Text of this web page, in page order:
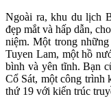
Ngoài ra, khu du lịch
đẹp mắt và hấp dẫn,
niệm. Một trong
Tuyen Lam, một hồ
bình và yên tĩnh. Bạn
Cổ Sát, một công trình
thứ 19 với kiến trúc